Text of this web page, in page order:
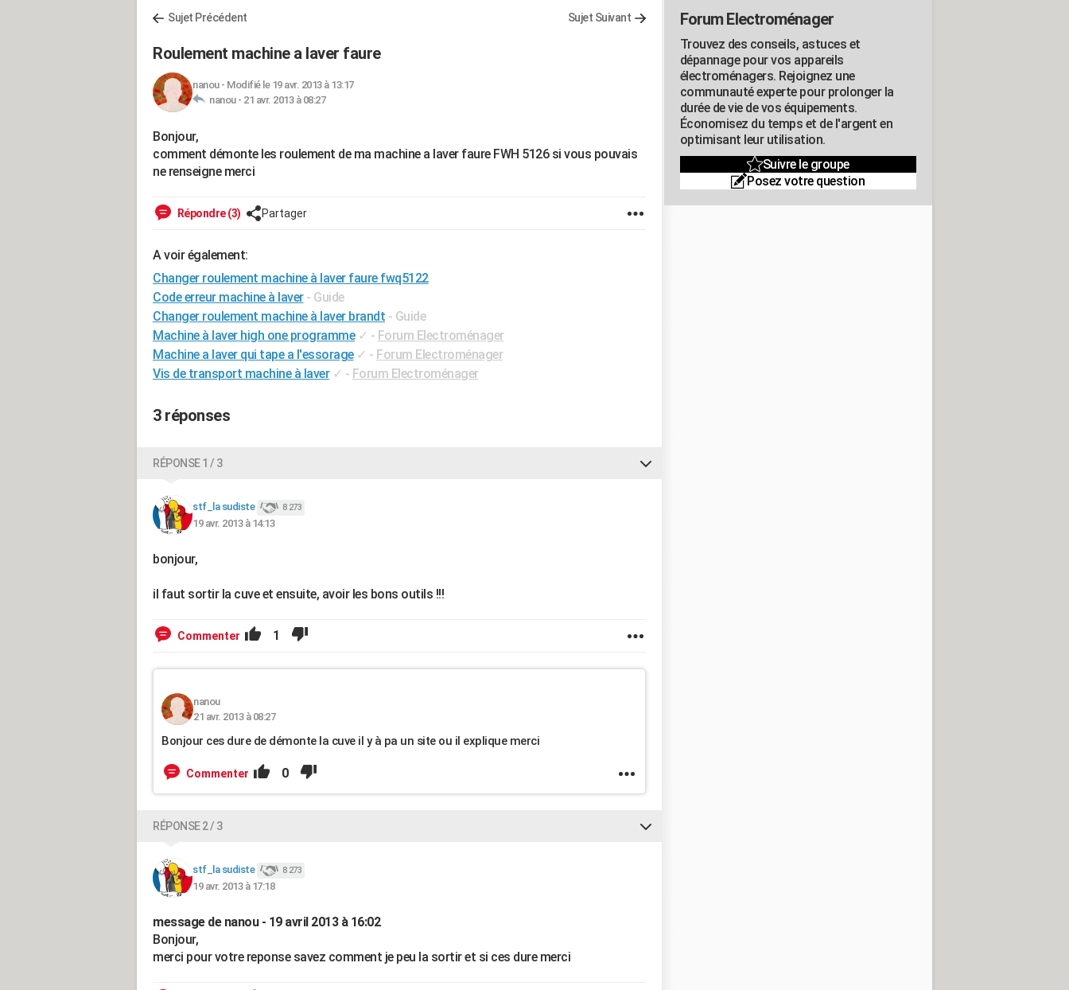
Sujet Précédent Sujet Suivant
Roulement machine a laver faure
nanou- Modifié le 19 avr. 2013 à 13:17
nanou - 21 avr. 2013 à 08:27
Bonjour,
comment démonte les roulement de ma machine a laver faure FWH 5126 si vous pouvais
ne renseigne merci
Répondre (3) Partager
A voir également:
Changer roulement machine à laver faure fwq5122
Code erreur machine à laver - Guide
Changer roulement machine à laver brandt - Guide
Machine à laver high one programme ✓ - Forum Electroménager
Machine a laver qui tape a l'essorage ✓ - Forum Electroménager
Vis de transport machine à laver ✓ - Forum Electroménager
3 réponses
RÉPONSE 1 / 3
stf_la sudiste 8 273
19 avr. 2013 à 14:13
bonjour,
il faut sortir la cuve et ensuite, avoir les bons outils !!!
Commenter 1
nanou
21 avr. 2013 à 08:27
Bonjour ces dure de démonte la cuve il y à pa un site ou il explique merci
Commenter 0
RÉPONSE 2 / 3
stf_la sudiste 8 273
19 avr. 2013 à 17:18
message de nanou - 19 avril 2013 à 16:02
Bonjour,
merci pour votre reponse savez comment je peu la sortir et si ces dure merci
Forum Electroménager
Trouvez des conseils, astuces et
dépannage pour vos appareils
électroménagers. Rejoignez une
communauté experte pour prolonger la
durée de vie de vos équipements.
Économisez du temps et de l'argent en
optimisant leur utilisation.
Suivre le groupe
Posez votre question